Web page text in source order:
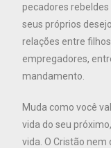
pecadores
seus próprios
relações entre
empregadores,
mandamento.
Muda como você
vida do seu
vida. O Cristão nem